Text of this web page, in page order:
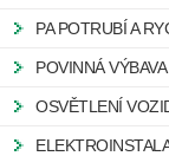
PA POTRUBÍ A
POVINNÁ
OSVĚTLENÍ